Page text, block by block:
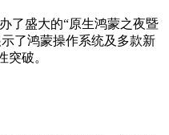
了盛大的“原生鸿蒙之夜暨
了鸿蒙操作系统及多款新
突破。